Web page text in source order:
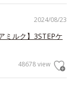
2024/08/23
ミルク】3STEPケ
48678 view